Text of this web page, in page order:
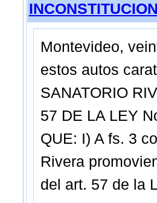
Montevideo,
estos autos
SANATORIO
57 DE LA LEY
QUE: I) A fs. 3
Rivera
del art. 57 de la